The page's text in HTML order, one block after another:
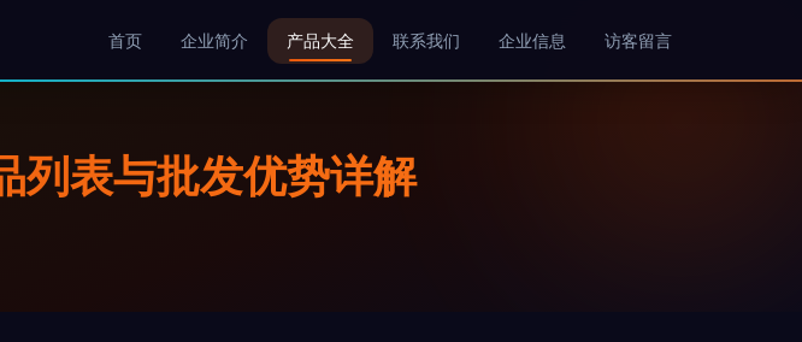
首页 企业简介 产品大全 联系我们 企业信息 访客留言
列表与批发优势详解